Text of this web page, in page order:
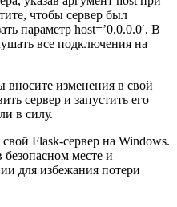
чтобы сервер был
параметр host=’0.0.0.0′. В
все подключения на
вносите изменения в свой
сервер и запустить его
в силу.
Flask-сервер на Windows.
безопасном месте и
для избежания потери